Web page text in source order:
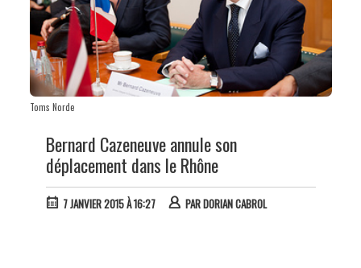
Toms Norde
Bernard Cazeneuve annule son
déplacement dans le Rhône
7 JANVIER 2015 À 16:27 PARDORIAN CABROL